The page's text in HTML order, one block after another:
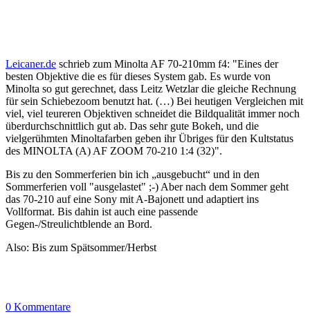
Leicaner.de schrieb zum Minolta AF 70-210mm f4: "Eines der
besten Objektive die es für dieses System gab. Es wurde von
Minolta so gut gerechnet, dass Leitz Wetzlar die gleiche Rechnung
für sein Schiebezoom benutzt hat. (…) Bei heutigen Vergleichen mit
viel, viel teureren Objektiven schneidet die Bildqualität immer noch
überdurchschnittlich gut ab. Das sehr gute Bokeh, und die
vielgerühmten Minoltafarben geben ihr Übriges für den Kultstatus
des MINOLTA (A) AF ZOOM 70-210 1:4 (32)".
Bis zu den Sommerferien bin ich „ausgebucht“ und in den
Sommerferien voll "ausgelastet" ;-) Aber nach dem Sommer geht
das 70-210 auf eine Sony mit A-Bajonett und adaptiert ins
Vollformat. Bis dahin ist auch eine passende
Gegen-/Streulichtblende an Bord.
Also: Bis zum Spätsommer/Herbst
0 Kommentare